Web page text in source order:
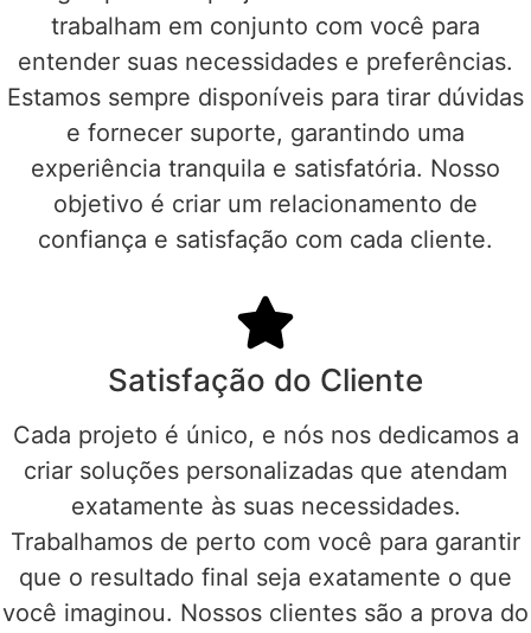
trabalham em conjunto com você para
entender suas necessidades e preferências.
Estamos sempre disponíveis para tirar dúvidas
e fornecer suporte, garantindo uma
experiência tranquila e satisfatória. Nosso
objetivo é criar um relacionamento de
confiança e satisfação com cada cliente.
Satisfação do Cliente
Cada projeto é único, e nós nos dedicamos a
criar soluções personalizadas que atendam
exatamente às suas necessidades.
Trabalhamos de perto com você para garantir
que o resultado final seja exatamente o que
você imaginou. Nossos clientes são a prova do